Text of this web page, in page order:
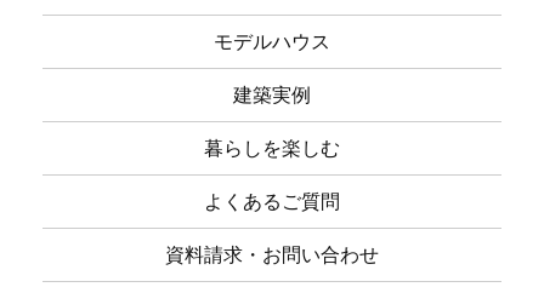
モデルハウス
建築実例
暮らしを楽しむ
よくあるご質問
資料請求・お問い合わせ